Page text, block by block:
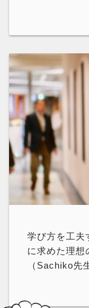
学び方を工夫
に求めた理想
（Sachiko先